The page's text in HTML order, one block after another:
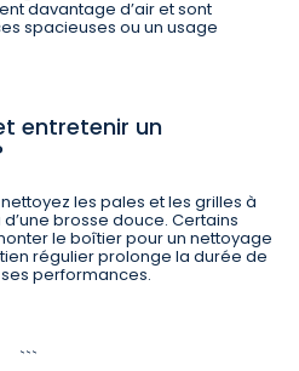
davantage d’air et sont
spacieuses ou un usage
entretenir un
les pales et les grilles à
brosse douce. Certains
le boîtier pour un nettoyage
régulier prolonge la durée de
performances.
```